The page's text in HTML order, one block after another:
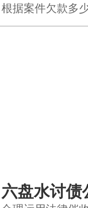
根据案件欠款多
六盘水讨债